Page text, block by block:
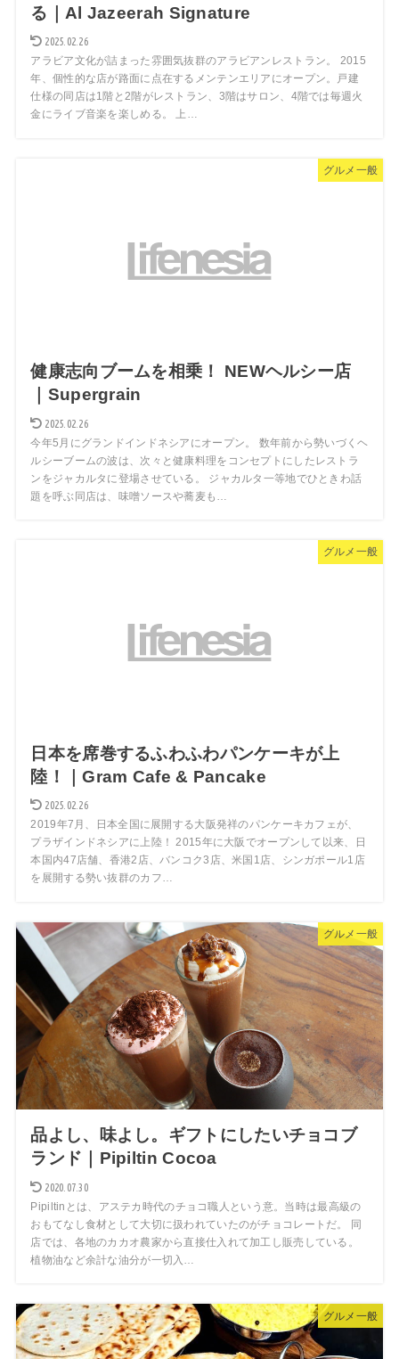
る｜Al Jazeerah Signature
2025.02.26
アラビア文化が詰まった雰囲気抜群のアラビアンレストラン。 2015
年、個性的な店が路面に点在するメンテンエリアにオープン。戸建
仕様の同店は1階と2階がレストラン、3階はサロン、4階では毎週火
金にライブ音楽を楽しめる。 上…
グルメ一般
健康志向ブームを相乗！ NEWヘルシー店
｜Supergrain
2025.02.26
今年5月にグランドインドネシアにオープン。 数年前から勢いづくヘ
ルシーブームの波は、次々と健康料理をコンセプトにしたレストラ
ンをジャカルタに登場させている。 ジャカルタ一等地でひときわ話
題を呼ぶ同店は、味噌ソースや蕎麦も…
グルメ一般
日本を席巻するふわふわパンケーキが上
陸！｜Gram Cafe & Pancake
2025.02.26
2019年7月、日本全国に展開する大阪発祥のパンケーキカフェが、
プラザインドネシアに上陸！ 2015年に大阪でオープンして以来、日
本国内47店舗、香港2店、バンコク3店、米国1店、シンガポール1店
を展開する勢い抜群のカフ…
グルメ一般
品よし、味よし。ギフトにしたいチョコブ
ランド｜Pipiltin Cocoa
2020.07.30
Pipiltinとは、アステカ時代のチョコ職人という意。当時は最高級の
おもてなし食材として大切に扱われていたのがチョコレートだ。 同
店では、各地のカカオ農家から直接仕入れて加工し販売している。
植物油など余計な油分が一切入…
グルメ一般